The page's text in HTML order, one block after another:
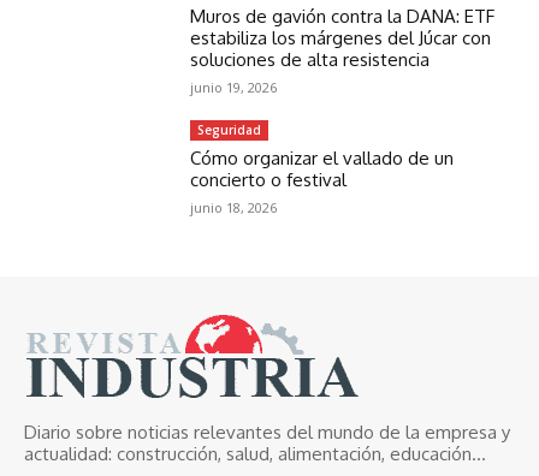
Muros de gavión contra la DANA: ETF
estabiliza los márgenes del Júcar con
soluciones de alta resistencia
junio 19, 2026
Seguridad
Cómo organizar el vallado de un
concierto o festival
junio 18, 2026
Diario sobre noticias relevantes del mundo de la empresa y
actualidad: construcción, salud, alimentación, educación...